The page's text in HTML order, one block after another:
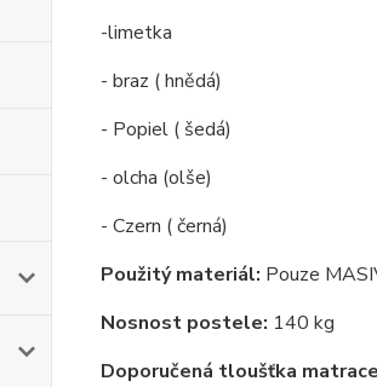
-limetka
- braz ( hnědá)
- Popiel ( šedá)
- olcha (olše)
- Czern ( černá)
Použitý materiál: Pouze
Nosnost postele: 140 kg
Doporučená tloušťka matrace